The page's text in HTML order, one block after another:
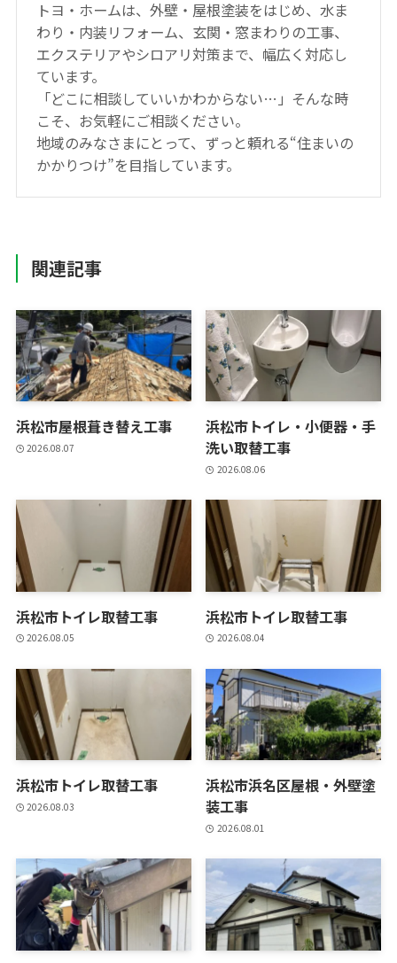
トヨ・ホームは、外壁・屋根塗装をはじめ、水ま
わり・内装リフォーム、玄関・窓まわりの工事、
エクステリアやシロアリ対策まで、幅広く対応し
ています。
「どこに相談していいかわからない…」そんな時
こそ、お気軽にご相談ください。
地域のみなさまにとって、ずっと頼れる“住まいの
かかりつけ”を目指しています。
関連記事
浜松市屋根葺き替え工事
2026.08.07
浜松市トイレ・小便器・手
洗い取替工事
2026.08.06
浜松市トイレ取替工事
2026.08.05
浜松市トイレ取替工事
2026.08.04
浜松市トイレ取替工事
2026.08.03
浜松市浜名区屋根・外壁塗
装工事
2026.08.01